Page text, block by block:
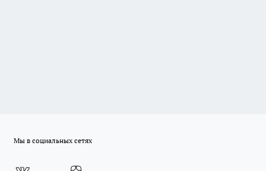
Мы в социальных сетях